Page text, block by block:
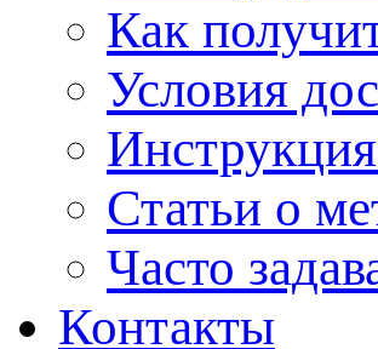
Как
Условия
Статьи о
Часто
Контакты